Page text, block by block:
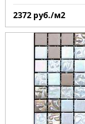
2372 руб./м2